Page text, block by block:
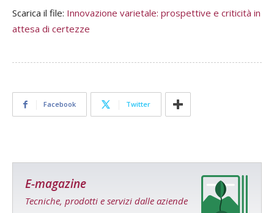
Scarica il file: Innovazione varietale: prospettive e criticità in
attesa di certezze
Facebook Twitter
E-magazine
Tecniche, prodotti e servizi dalle aziende